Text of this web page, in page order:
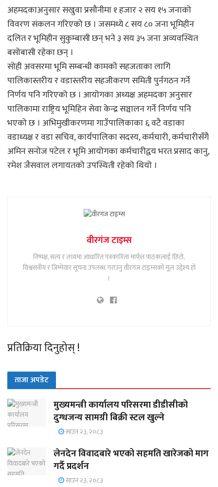
अहमदकाअनुसार सखुवा प्रसौनीमा १ हजार २ सय १५ जनाको
विवरण संकलन गरिएको छ । जसमध्ये ८ सय ८० जना भूमिहीन
दलित र भूमिहीन सुकुम्बासी छन् भने ३ सय ३५ जना अव्यवस्थित
बसोबासी रहेका छन् ।
सोही अवसरमा भूमि सम्बन्धी कामको सहजताका लागि
पालिकास्तरीय र वडास्तरीय सहजीकरण समिती पुर्नगठन गर्ने
निर्णय पनि गरिएको छ । आयोगका अध्यक्ष अहमदका अनुसार
पालिकामा राष्ट्रिय भूमिहिन सेवा केन्द्र सञ्चालन गर्ने निर्णय पनि
भएको छ । अभिमुखीकरणमा गाउँपालिकाका ६ वटै वडाका
वडाध्यक्ष र वडा सचिव, कार्यपालिका सदस्य, कर्मचारी, कर्मचारीसँगै
अमिन सनोज पटेल र भूमि आयोगका कर्मचारीद्वय भरत प्रसाद कानु,
रमेश जैसवाल लगायतको उपस्थिती रहेको थियो ।
वीरगंज टाइम्स
निष्पक्ष, सत्य र तथ्यमा आधारित पत्रकारिता मार्फत पाठकलाई छिटो,
विश्वसनीय र जिम्मेवार सूचना उपलब्ध गराउनु वीरगंज टाइम्सको मूल उद्देश्य हो
।
प्रतिक्रिया दिनुहोस् !
ताजा अपडेट
मुख्यमन्त्री कार्यालय परिसरमा डीडीसीको
दुग्धजन्य सामग्री बिक्री स्टल खुल्ने
साउन २३, २०८३
लेनदेन विवादबारे भएको सहमति खारेजको माग
गर्दै प्रदर्शन
साउन २३, २०८३